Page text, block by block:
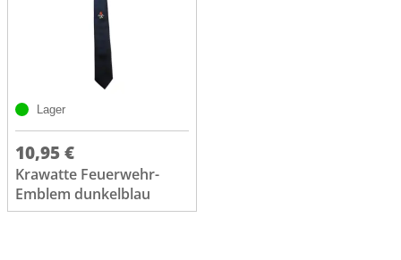
Lager
10,95 €
Krawatte Feuerwehr-
Emblem dunkelblau